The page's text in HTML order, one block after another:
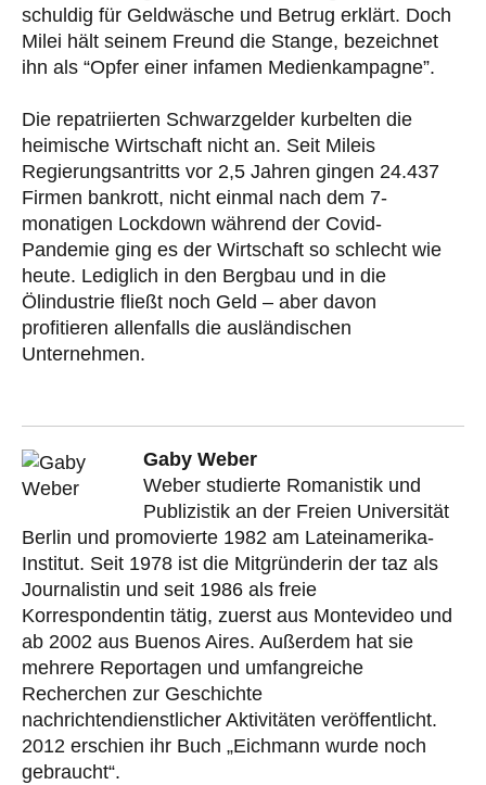
schuldig für Geldwäsche und Betrug erklärt. Doch
Milei hält seinem Freund die Stange, bezeichnet
ihn als “Opfer einer infamen Medienkampagne”.
Die repatriierten Schwarzgelder kurbelten die
heimische Wirtschaft nicht an. Seit Mileis
Regierungsantritts vor 2,5 Jahren gingen 24.437
Firmen bankrott, nicht einmal nach dem 7-
monatigen Lockdown während der Covid-
Pandemie ging es der Wirtschaft so schlecht wie
heute. Lediglich in den Bergbau und in die
Ölindustrie fließt noch Geld – aber davon
profitieren allenfalls die ausländischen
Unternehmen.
Gaby Weber
Weber studierte Romanistik und
Publizistik an der Freien Universität
Berlin und promovierte 1982 am Lateinamerika-
Institut. Seit 1978 ist die Mitgründerin der taz als
Journalistin und seit 1986 als freie
Korrespondentin tätig, zuerst aus Montevideo und
ab 2002 aus Buenos Aires. Außerdem hat sie
mehrere Reportagen und umfangreiche
Recherchen zur Geschichte
nachrichtendienstlicher Aktivitäten veröffentlicht.
2012 erschien ihr Buch „Eichmann wurde noch
gebraucht“.